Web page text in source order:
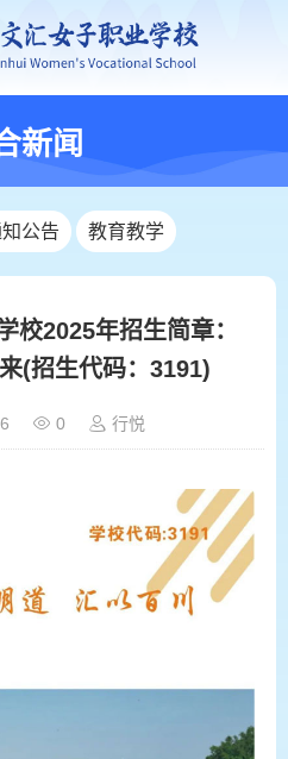
新闻
公告 教育教学
校2025年招生简章：
(招生代码：3191)
0 行悦